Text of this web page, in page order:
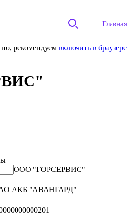
Главная
рекомендуем включить в браузере
ООО "ГОРСЕРВИС"
АКБ "АВАНГАРД"